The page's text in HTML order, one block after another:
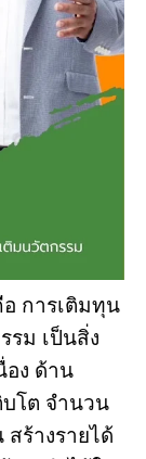
การเติมทุน
รม เป็นสิ่ง
ง ด้าน
โต จำนวน
ร้างรายได้